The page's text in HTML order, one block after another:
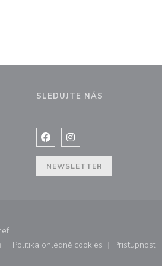
SLEDUJTE NÁS
Facebook ((otevře se v
Instagram ((otevře se
NEWSLETTER
((otevře se v novém okně))
okně))
Politika ohledně cookies
((otevře se v novém okně))
Pristupnost